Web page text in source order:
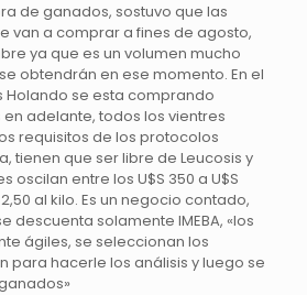
de ganados, sostuvo que las
van a comprar a fines de agosto,
ya que es un volumen mucho
obtendrán en ese momento. En el
Holando se esta comprando
en adelante, todos los vientres
requisitos de los protocolos
tienen que ser libre de Leucosis y
oscilan entre los U$S 350 a U$S
al kilo. Es un negocio contado,
descuenta solamente IMEBA, «los
ágiles, se seleccionan los
para hacerle los análisis y luego se